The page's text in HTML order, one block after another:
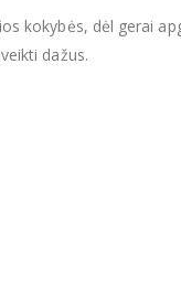
kokybės, dėl gerai
dažus.